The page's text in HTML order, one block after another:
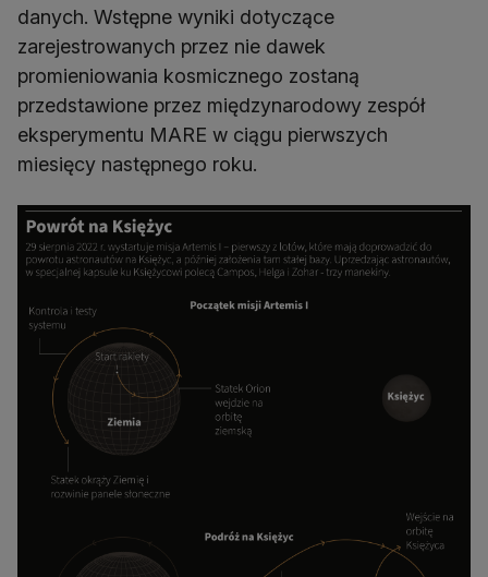
danych. Wstępne wyniki dotyczące
zarejestrowanych przez nie dawek
promieniowania kosmicznego zostaną
przedstawione przez międzynarodowy zespół
eksperymentu MARE w ciągu pierwszych
miesięcy następnego roku.